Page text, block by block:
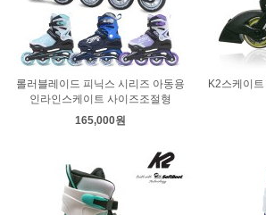
롤러블레이드 피닉스 시리즈 아동용
인라인스케이트 사이즈조절형
165,000원
K2스케이